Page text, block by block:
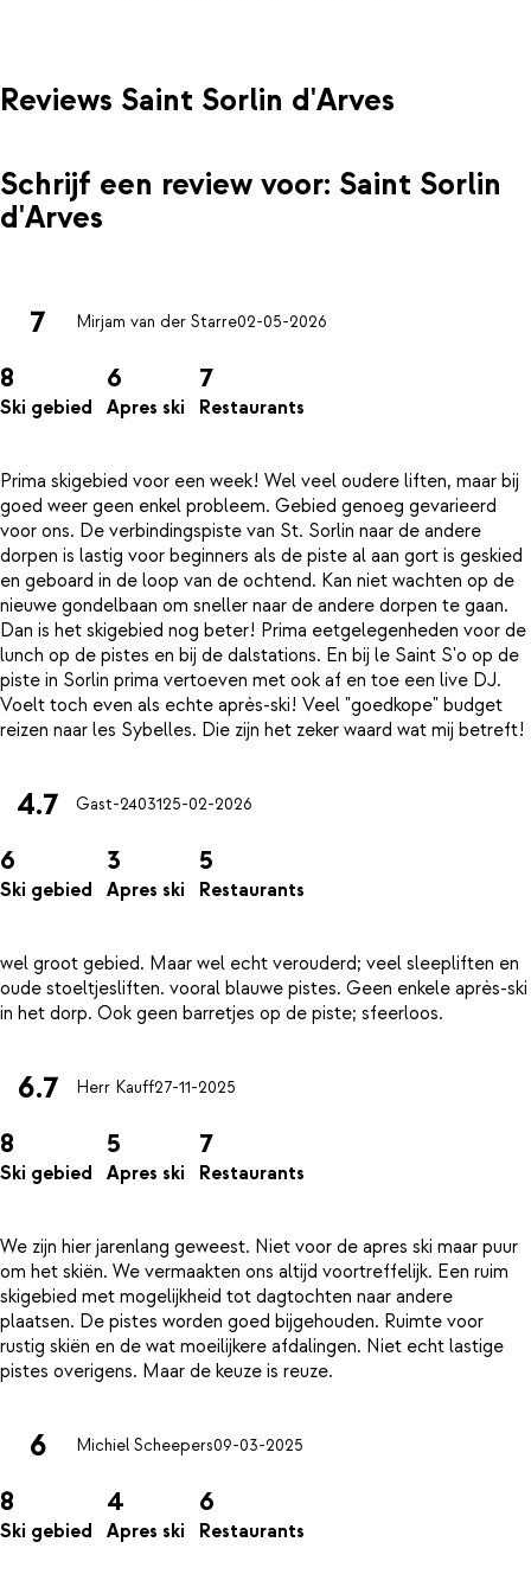
relaxed wakker worden. Dat is pas een goed begin van de
dag!Let op: deze appartemeten bevinden zich direct boven de
Reviews Saint Sorlin d'Arves
Schrijf een review voor: Saint Sorlin
d'Arves
7 Mirjam van der Starre02-05-2026
8
Ski gebied
6
Apres ski
7
Restaurants
Prima skigebied voor een week! Wel veel oudere liften, maar bij
goed weer geen enkel probleem. Gebied genoeg gevarieerd
voor ons. De verbindingspiste van St. Sorlin naar de andere
dorpen is lastig voor beginners als de piste al aan gort is geskied
en geboard in de loop van de ochtend. Kan niet wachten op de
nieuwe gondelbaan om sneller naar de andere dorpen te gaan.
Dan is het skigebied nog beter! Prima eetgelegenheden voor de
lunch op de pistes en bij de dalstations. En bij le Saint S'o op de
piste in Sorlin prima vertoeven met ook af en toe een live DJ.
Voelt toch even als echte après-ski! Veel "goedkope" budget
4.7 Gast-2403125-02-2026
6
Ski gebied
3
Apres ski
5
Restaurants
wel groot gebied. Maar wel echt verouderd; veel sleepliften en
oude stoeltjesliften. vooral blauwe pistes. Geen enkele après-ski
6.7 Herr Kauff27-11-2025
8
Ski gebied
5
Apres ski
7
Restaurants
We zijn hier jarenlang geweest. Niet voor de apres ski maar puur
om het skiën. We vermaakten ons altijd voortreffelijk. Een ruim
skigebied met mogelijkheid tot dagtochten naar andere
plaatsen. De pistes worden goed bijgehouden. Ruimte voor
rustig skiën en de wat moeilijkere afdalingen. Niet echt lastige
6 Michiel Scheepers09-03-2025
8
Ski gebied
4
Apres ski
6
Restaurants